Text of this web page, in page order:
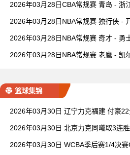
2026年03月28日CBA常规赛 青岛 - 浙
2026年03月28日NBA常规赛 独行侠 -
2026年03月28日NBA常规赛 奇才 - 勇
2026年03月28日NBA常规赛 老鹰 - 凯
篮球集锦
2026年03月30日 辽宁力克福建 付豪22
2026年03月30日 北京力克同曦取3连
2026年03月30日 WCBA季后赛1/4决赛